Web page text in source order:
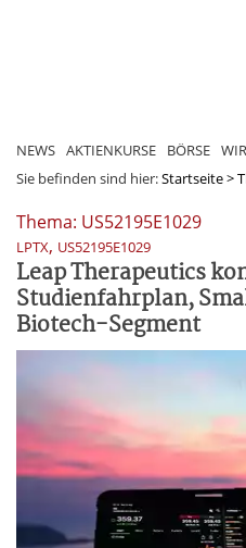
NEWS AKTIENKURSE BÖRSE
Sie befinden sind hier:Startseite>
Thema: US52195E1029
LPTX, US52195E1029
Leap Therapeutics
Studienfahrplan,
Biotech-Segment